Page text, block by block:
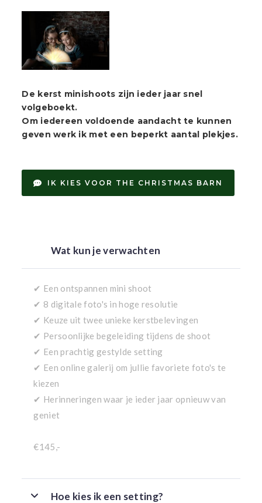
De kerst minishoots zijn ieder jaar snel
volgeboekt.
Om iedereen voldoende aandacht te kunnen
geven werk ik met een beperkt aantal plekjes.
IK KIES VOOR THE CHRISTMAS BARN
Wat kun je verwachten
✔ Een ontspannen mini shoot
✔ 8 digitale foto's in hoge resolutie
✔ Keuze uit twee unieke kerstbelevingen
✔ Persoonlijke begeleiding tijdens de shoot
✔ Een prachtig gestylde setting
✔ Een online galerij om jullie favoriete foto's te
kiezen
✔ Herinneringen waar je ieder jaar opnieuw van
geniet
€145,-
Hoe kies ik een setting?